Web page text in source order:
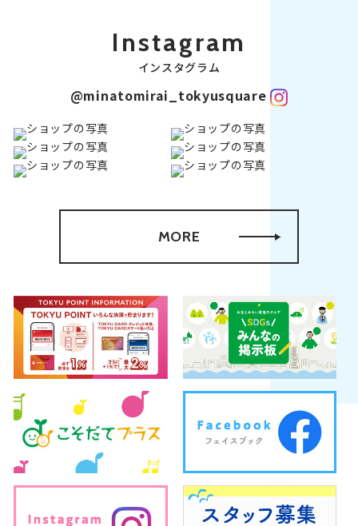
Instagram
インスタグラム
@minatomirai_tokyusquare
MORE